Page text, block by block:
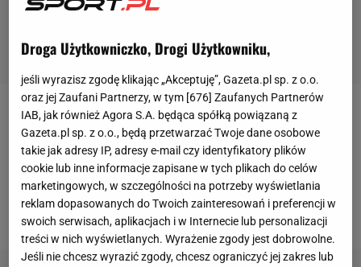
24 lutego 2022 roku w Ukrainiewybuchła wojna.
Konflikt za naszą wschodnią granicą trwa już ponad
dwa lata. Od tamtej pory na ten temat
wypowiedziało się też wielu sportowców, trenerów i
osób związanych ze światemsportu.
Droga Użytkowniczko, Drogi Użytkowniku,
jeśli wyrazisz zgodę klikając „Akceptuję”, Gazeta.pl sp. z o.o.
oraz jej Zaufani Partnerzy, w tym [676] Zaufanych Partnerów
IAB, jak również Agora S.A. będąca spółką powiązaną z
Gazeta.pl sp. z o.o., będą przetwarzać Twoje dane osobowe
takie jak adresy IP, adresy e-mail czy identyfikatory plików
cookie lub inne informacje zapisane w tych plikach do celów
marketingowych, w szczególności na potrzeby wyświetlania
reklam dopasowanych do Twoich zainteresowań i preferencji w
swoich serwisach, aplikacjach i w Internecie lub personalizacji
treści w nich wyświetlanych. Wyrażenie zgody jest dobrowolne.
Jeśli nie chcesz wyrazić zgody, chcesz ograniczyć jej zakres lub